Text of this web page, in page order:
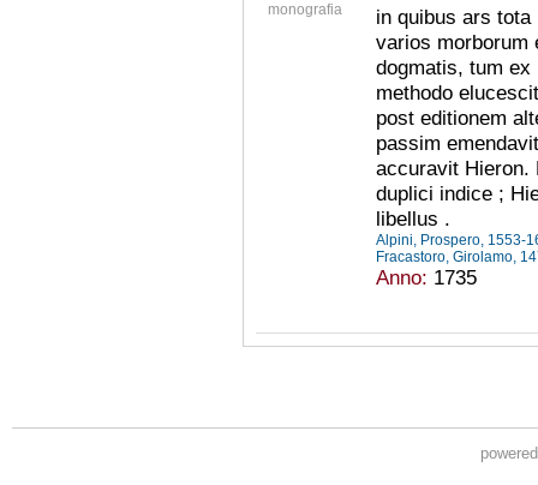
monografia
in quibus ars
varios morborum
dogmatis, tum ex
methodo
post editionem
passim
accuravit Hieron.
duplici indice ;
libellus .
Alpini, Prospero, 1553-
Fracastoro, Girolamo,
Anno: 1735